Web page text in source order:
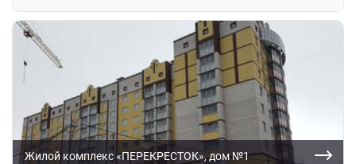
Жилой комплекс «ПЕРЕКРЕСТОК», дом №1